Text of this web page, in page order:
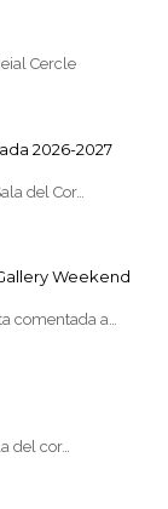
Cercle
2026-2027
del Cor…
Weekend
comentada a…
del cor…